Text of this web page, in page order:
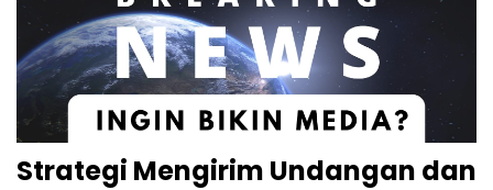
Strategi Mengirim Undangan dan